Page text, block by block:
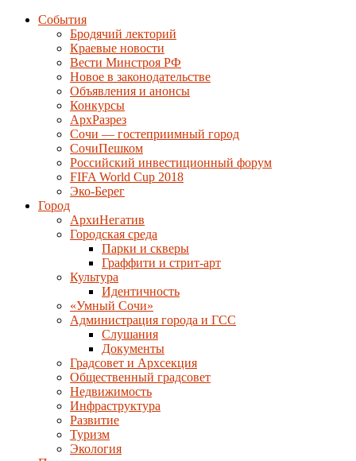
События
Бродячий лекторий
Краевые новости
Вести Минстроя РФ
Новое в законодательстве
Объявления и анонсы
Конкурсы
АрхРазрез
Сочи — гостеприимный город
СочиПешком
Российский инвестиционный форум
FIFA World Cup 2018
Эко-Берег
Город
АрхиНегатив
Городская среда
Парки и скверы
Граффити и стрит-арт
Культура
Идентичность
«Умный Сочи»
Администрация города и ГСС
Слушания
Документы
Градсовет и Архсекция
Общественный градсовет
Недвижимость
Инфраструктура
Развитие
Туризм
Экология